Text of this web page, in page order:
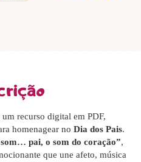
um recurso digital em PDF,
homenagear no Dia dos Pais.
pai, o som do coração”,
que une afeto, música